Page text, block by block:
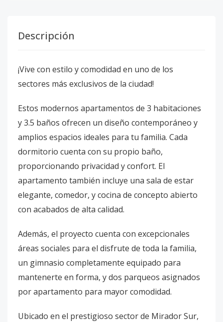
Descripción
¡Vive con estilo y comodidad en uno de los
sectores más exclusivos de la ciudad!
Estos modernos apartamentos de 3 habitaciones
y 3.5 baños ofrecen un diseño contemporáneo y
amplios espacios ideales para tu familia. Cada
dormitorio cuenta con su propio baño,
proporcionando privacidad y confort. El
apartamento también incluye una sala de estar
elegante, comedor, y cocina de concepto abierto
con acabados de alta calidad.
Además, el proyecto cuenta con excepcionales
áreas sociales para el disfrute de toda la familia,
un gimnasio completamente equipado para
mantenerte en forma, y dos parqueos asignados
por apartamento para mayor comodidad.
Ubicado en el prestigioso sector de Mirador Sur,